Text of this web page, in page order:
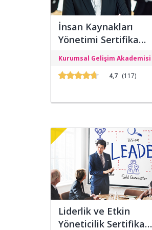
İnsan Kaynakları
Yönetimi Sertifika
Programı
Programı, E-Devlet ve Üniversitesi
onaylı olup eğitimlere sitemizden
katılıp alabilirsiniz.
Kurumsal Gelişim Akademisi
4,7 (117)
Liderlik ve Etkin
Yöneticilik Sertifika